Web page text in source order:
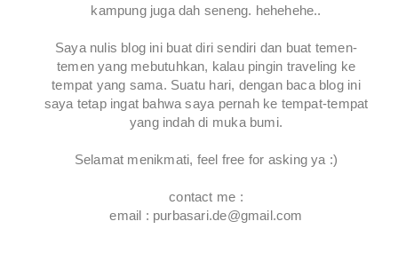
kampung juga dah seneng. hehehehe..
Saya nulis blog ini buat diri sendiri dan buat temen-
temen yang mebutuhkan, kalau pingin traveling ke
tempat yang sama. Suatu hari, dengan baca blog ini
saya tetap ingat bahwa saya pernah ke tempat-tempat
yang indah di muka bumi.
Selamat menikmati, feel free for asking ya :)
contact me :
email : purbasari.de@gmail.com